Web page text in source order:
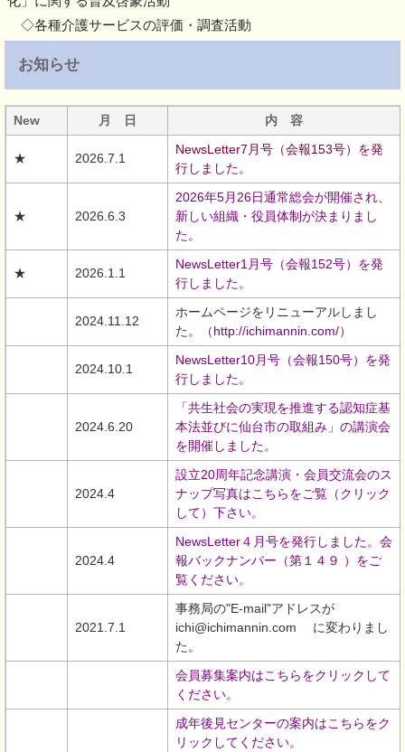
◇各種介護サービスの評価・調査活動
お知らせ
New 月 日 内 容
★ 2026.7.1
NewsLetter7月号（会報153号）を発
行しました。
★ 2026.6.3
2026年5月26日通常総会が開催され、
新しい組織・役員体制が決まりまし
た。
★ 2026.1.1
NewsLetter1月号（会報152号）を発
行しました。
2024.11.12
ホームページをリニューアルしまし
た。（http://ichimannin.com/）
2024.10.1
NewsLetter10月号（会報150号）を発
行しました。
2024.6.20
「共生社会の実現を推進する認知症基
本法並びに仙台市の取組み」の講演会
を開催しました。
2024.4
設立20周年記念講演・会員交流会のス
ナップ写真はこちらをご覧（クリック
して）下さい。
2024.4
NewsLetter４月号を発行しました。会
報バックナンバー（第１４９ ）をご
覧ください。
2021.7.1
事務局の"E-mail"アドレスが
ichi@ichimannin.com に変わりまし
た。
会員募集案内はこちらをクリックして
ください。
成年後見センターの案内はこちらをク
リックしてください。